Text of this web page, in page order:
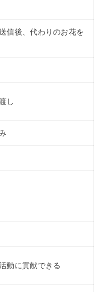
信後、代わりのお花を
し
動に貢献できる